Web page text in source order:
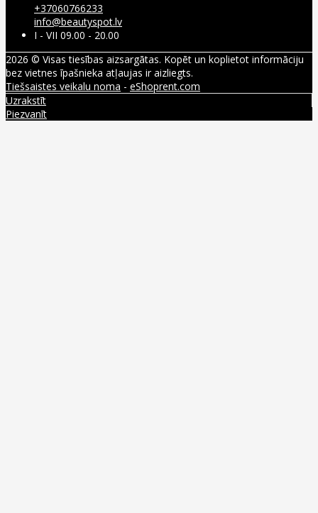
+37060766233
info@beautyspot.lv
I - VII 09.00 - 20.00
2026 © Visas tiesības aizsargātas. Kopēt un koplietot informāciju
bez vietnes īpašnieka atļaujas ir aizliegts.
Tiešsaistes veikalu noma - eShoprent.com
Uzrakstīt
Piezvanīt